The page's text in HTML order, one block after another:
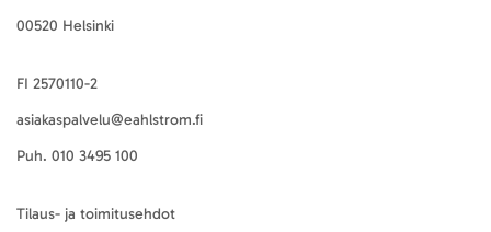
00520 Helsinki
FI 2570110-2
asiakaspalvelu@eahlstrom.fi
Puh. 010 3495 100
Tilaus- ja toimitusehdot